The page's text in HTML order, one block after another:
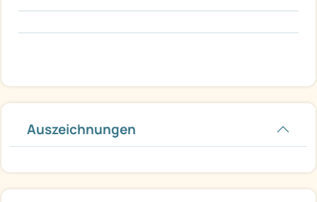
Auszeichnungen